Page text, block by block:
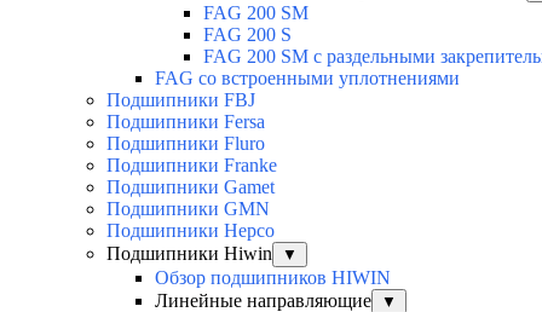
FAG 200 SM
FAG 200 S
FAG 200 SM с раздельными
FAG со встроенными уплотнениями
Подшипники FBJ
Подшипники Fersa
Подшипники Fluro
Подшипники Franke
Подшипники Gamet
Подшипники GMN
Подшипники Hepco
Подшипники Hiwin
▼
Обзор подшипников HIWIN
Линейные направляющие
▼